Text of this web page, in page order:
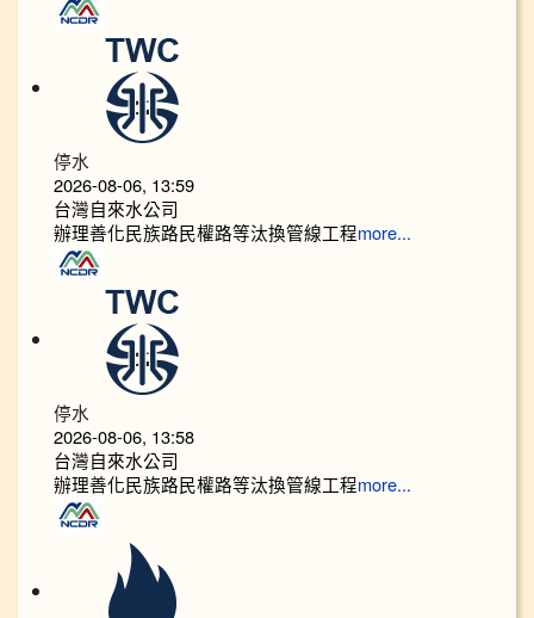
停水
2026-08-06, 13:59
台灣自來水公司
辦理善化民族路民權路等汰換管線工程more...
停水
2026-08-06, 13:58
台灣自來水公司
辦理善化民族路民權路等汰換管線工程more...